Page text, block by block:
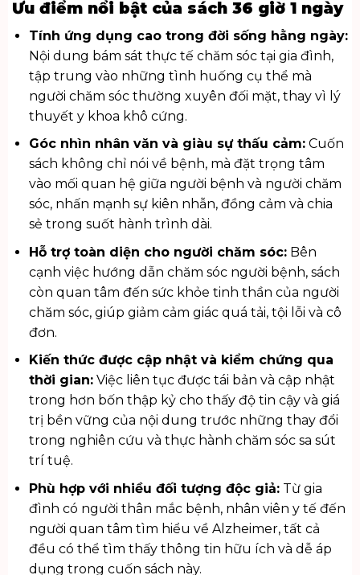
Ưu điểm nổi bật của sách 36 giờ 1 ngày
Tính ứng dụng cao trong đời sống hằng ngày:
Nội dung bám sát thực tế chăm sóc tại gia đình,
tập trung vào những tình huống cụ thể mà
người chăm sóc thường xuyên đối mặt, thay vì lý
thuyết y khoa khô cứng.
Góc nhìn nhân văn và giàu sự thấu cảm:Cuốn
sách không chỉ nói về bệnh, mà đặt trọng tâm
vào mối quan hệ giữa người bệnh và người chăm
sóc, nhấn mạnh sự kiên nhẫn, đồng cảm và chia
sẻ trong suốt hành trình dài.
Hỗ trợ toàn diện cho người chăm sóc:Bên
cạnh việc hướng dẫn chăm sóc người bệnh, sách
còn quan tâm đến sức khỏe tinh thần của người
chăm sóc, giúp giảm cảm giác quá tải, tội lỗi và cô
đơn.
Kiến thức được cập nhật và kiểm chứng qua
thời gian:Việc liên tục được tái bản và cập nhật
trong hơn bốn thập kỷ cho thấy độ tin cậy và giá
trị bền vững của nội dung trước những thay đổi
trong nghiên cứu và thực hành chăm sóc sa sút
trí tuệ.
Phù hợp với nhiều đối tượng độc giả:Từ gia
đình có người thân mắc bệnh, nhân viên y tế đến
người quan tâm tìm hiểu về Alzheimer, tất cả
đều có thể tìm thấy thông tin hữu ích và dễ áp
dụng trong cuốn sách này.